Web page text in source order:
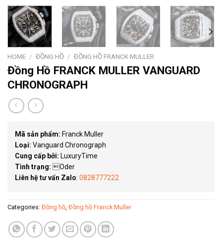
HOME / ĐỒNG HỒ / ĐỒNG HỒ FRANCK MULLER
Đồng Hồ FRANCK MULLER VANGUARD
CHRONOGRAPH
Mã sản phẩm: Franck Muller
Loại: Vanguard Chronograph
Cung cấp bởi: LuxuryTime
Tình trạng: Oder
Liên hệ tư vấn Zalo: 0828777222
Categories: Đồng hồ, Đồng hồ Franck Muller